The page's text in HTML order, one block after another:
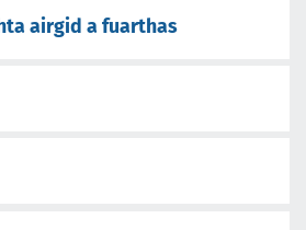
airgid a fuarthas